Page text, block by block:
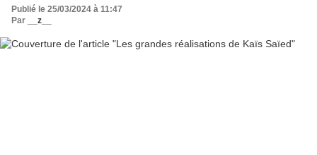
Publié le 25/03/2024 à 11:47
Par
__z__